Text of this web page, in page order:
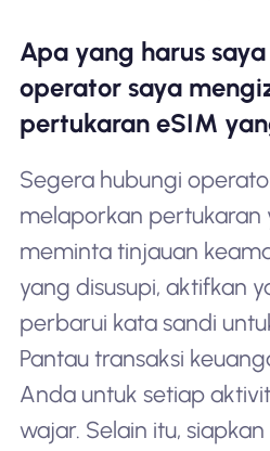
Apa yang harus
operator saya
pertukaran eSIM
Segera hubungi
melaporkan pertukaran
meminta tinjauan
yang disusupi, aktifkan
perbarui kata sandi
Pantau transaksi
Anda untuk setiap
wajar. Selain itu,